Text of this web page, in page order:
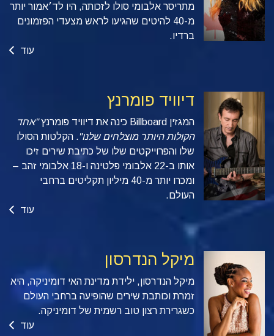
מתריסר אלבומי סולו לזכותה, היו לד׳אמור יותר
מ-40 להיטים שהגיעו לראש מצעדי הפזמונים
ברדיו.
עוד
דיוויד פומרנץ
המגזין Billboard כינה את דיוויד פומרנץ"אחד
הקולות היותר מוצלחים שלנו". הקלטות הסולו
שלו והפרוייקטים שלו של כתיבת שירים זיכו
אותו ב-22 אלבומי פלטינה ו-18 אלבומי זהב –
ומכרו יותר מ-40 מיליון תקליטים ברחבי
העולם.
עוד
מיקל הנדרסון
מיקל הנדרסון, ילידת מדינת האי דומיניקה, היא
זמרת וכותבת שירים שהופיעה ברחבי העולם
כשגרירת רצון טוב רשמית של דומיניקה.
עוד